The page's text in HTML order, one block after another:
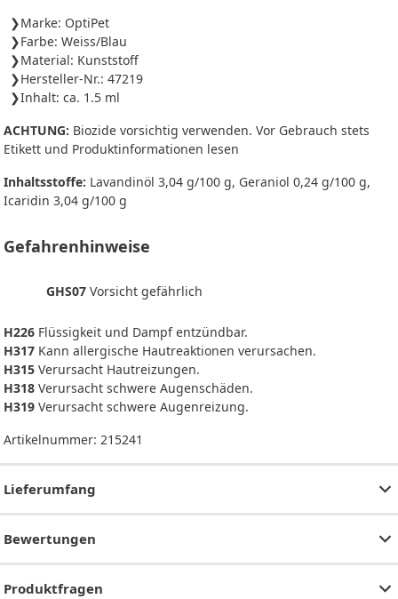
Marke: OptiPet
Farbe: Weiss/Blau
Material: Kunststoff
Hersteller-Nr.: 47219
Inhalt: ca. 1.5 ml
ACHTUNG: Biozide vorsichtig verwenden. Vor Gebrauch stets
Etikett und Produktinformationen lesen
Inhaltsstoffe: Lavandinöl 3,04 g/100 g, Geraniol 0,24 g/100 g,
Icaridin 3,04 g/100 g
Gefahrenhinweise
GHS07 Vorsicht gefährlich
H226 Flüssigkeit und Dampf entzündbar.
H317 Kann allergische Hautreaktionen verursachen.
H315 Verursacht Hautreizungen.
H318 Verursacht schwere Augenschäden.
H319 Verursacht schwere Augenreizung.
Artikelnummer: 215241
Lieferumfang
Bewertungen
Produktfragen